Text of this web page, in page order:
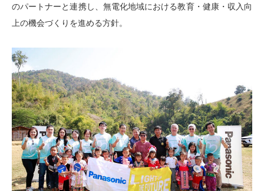
のパートナーと連携し、無電化地域における教育・健康・収入向
上の機会づくりを進める方針。